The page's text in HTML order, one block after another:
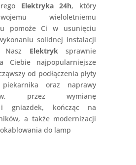
Elektryka 24h, który
wieloletniemu
pomoże Ci w usunięciu
solidnej instalacji
Nasz Elektryksprawnie
Ciebie najpopularniejsze
od podłączenia płyty
piekarnika oraz naprawy
przez wymianę
i gniazdek, kończąc na
a także modernizacji
do lamp